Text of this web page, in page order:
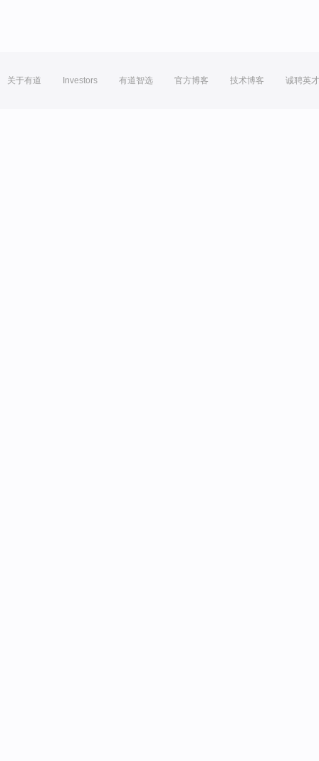
关于有道 Investors 有道智选 官方博客 技术博客 诚聘英才